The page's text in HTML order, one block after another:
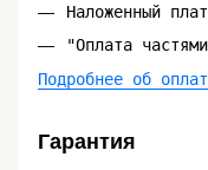
Наложенный
"Оплата
Подробнее об
Гарантия